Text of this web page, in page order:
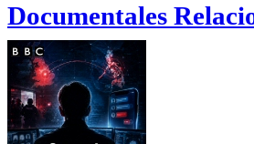
Documentales